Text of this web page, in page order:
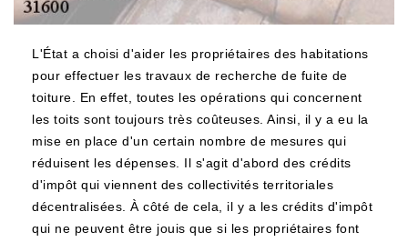
L'État a choisi d'aider les propriétaires des habitations
pour effectuer les travaux de recherche de fuite de
toiture. En effet, toutes les opérations qui concernent
les toits sont toujours très coûteuses. Ainsi, il y a eu la
mise en place d'un certain nombre de mesures qui
réduisent les dépenses. Il s'agit d'abord des crédits
d'impôt qui viennent des collectivités territoriales
décentralisées. À côté de cela, il y a les crédits d'impôt
qui ne peuvent être jouis que si les propriétaires font